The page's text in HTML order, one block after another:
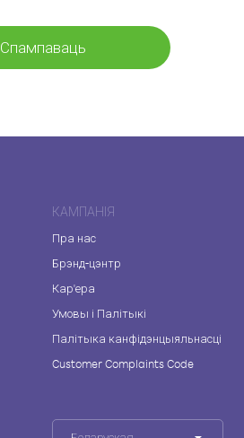
Спампаваць
КАМПАНІЯ
Пра нас
Брэнд-цэнтр
Кар'ера
Умовы і Палітыкі
Палітыка канфідэнцыяльнасці
Customer Complaints Code